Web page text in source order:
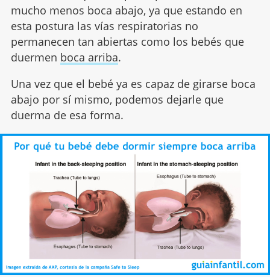
mucho menos boca abajo, ya que estando en
esta postura las vías respiratorias no
permanecen tan abiertas como los bebés que
duermen boca arriba.
Una vez que el bebé ya es capaz de girarse boca
abajo por sí mismo, podemos dejarle que
duerma de esa forma.